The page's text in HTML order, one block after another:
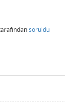
soruldu